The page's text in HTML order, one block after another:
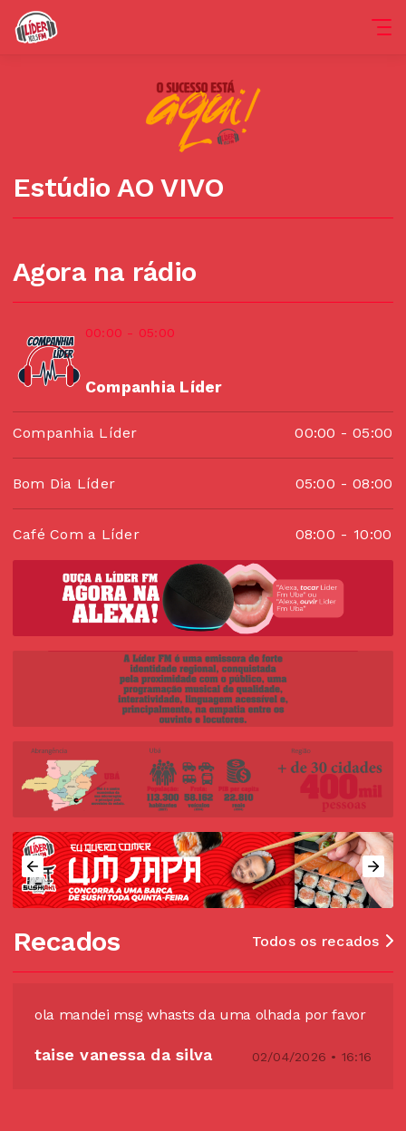
Estúdio AO VIVO
Agora na rádio
00:00 - 05:00
Companhia Líder
Companhia Líder 00:00 - 05:00
Bom Dia Líder 05:00 - 08:00
Café Com a Líder 08:00 - 10:00
Recados Todos os recados
taise vanessa da silva 02/04/2026 • 16:16
ola mandei msg whasts da uma olhada por favor